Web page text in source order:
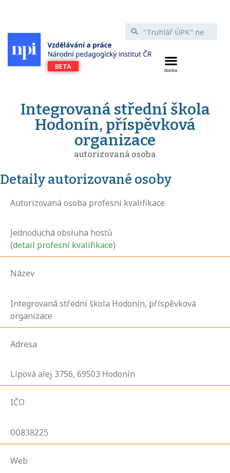
Integrovaná střední škola
Hodonín, příspěvková
organizace
autorizovaná osoba
Detaily autorizované osoby
Autorizovaná osoba profesní kvalifikace
Jednoduchá obsluha hostů
(detail profesní kvalifikace)
Název
Integrovaná střední škola Hodonín, příspěvková
organizace
Adresa
Lipová alej 3756, 69503 Hodonín
IČO
00838225
Web